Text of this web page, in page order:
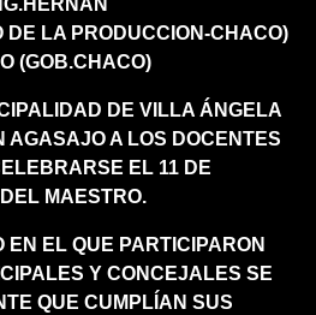
DE LA PRODUCCION-CHACO)
(GOB.CHACO)
DE VILLA ÁNGELA
AGASAJO A LOS DOCENTES
EL 11 DE
MAESTRO.
EN EL QUE PARTICIPARON
Y CONCEJALES SE
QUE CUMPLÍAN SUS